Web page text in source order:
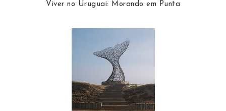
Viver no Uruguai: Morando em Punta